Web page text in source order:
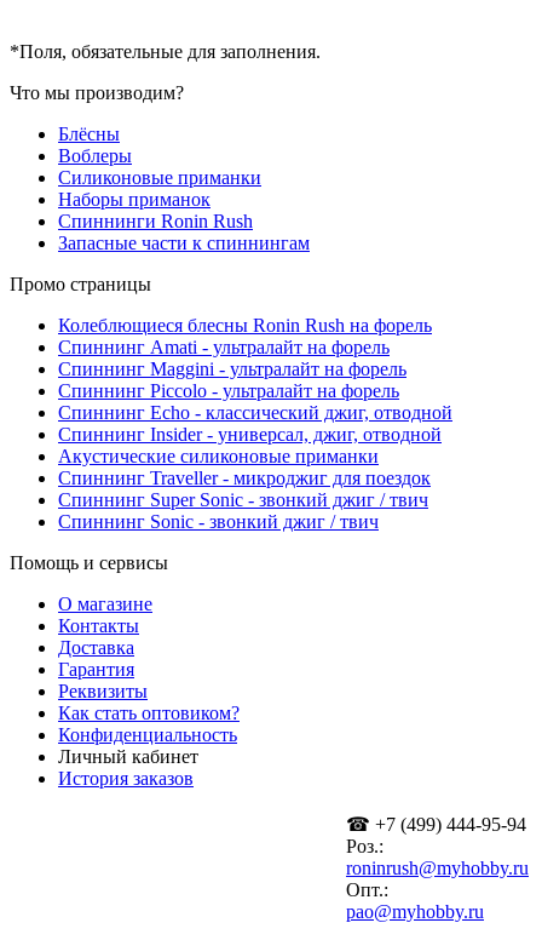
*Поля, обязательные для заполнения.
Что мы производим?
Блёсны
Воблеры
Силиконовые приманки
Наборы приманок
Спиннинги Ronin Rush
Запасные части к спиннингам
Промо страницы
Колеблющиеся блесны Ronin Rush на форель
Спиннинг Amati - ультралайт на форель
Спиннинг Maggini - ультралайт на форель
Спиннинг Piccolo - ультралайт на форель
Спиннинг Echo - классический джиг, отводной
Спиннинг Insider - универсал, джиг, отводной
Акустические силиконовые приманки
Спиннинг Traveller - микроджиг для поездок
Спиннинг Super Sonic - звонкий джиг / твич
Спиннинг Sonic - звонкий джиг / твич
Помощь и сервисы
О магазине
Контакты
Доставка
Гарантия
Реквизиты
Как стать оптовиком?
Конфиденциальность
Личный кабинет
История заказов
☎ +7 (499) 444-95-94
Роз.:
roninrush@myhobby.ru
Опт.:
pao@myhobby.ru